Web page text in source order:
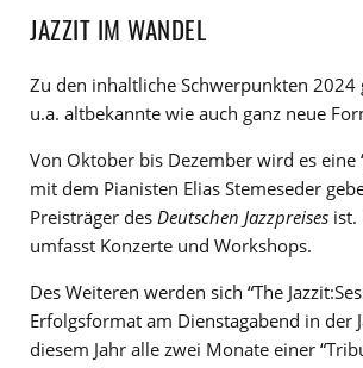
JAZZIT IM WANDEL
Zu den inhaltliche Schwerpunkten 2024
u.a. altbekannte wie auch ganz neue
Von Oktober bis Dezember wird es eine
mit dem Pianisten Elias Stemeseder
Preisträger des Deutschen Jazzpreises ist.
umfasst Konzerte und Workshops.
Des Weiteren werden sich “The
Erfolgsformat am Dienstagabend in der
diesem Jahr alle zwei Monate einer